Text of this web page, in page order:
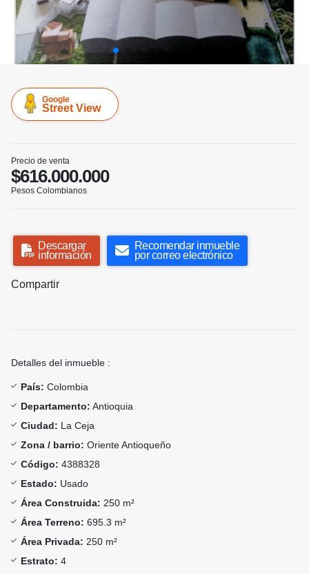
Google
Street View
Precio de venta
$616.000.000
Pesos Colombianos
Descargar
información
Recomendar inmueble
por correo electrónico
Compartir
Detalles del inmueble :
País: Colombia
Departamento: Antioquia
Ciudad: La Ceja
Zona / barrio: Oriente Antioqueño
Código: 4388328
Estado: Usado
Área Construida: 250 m²
Área Terreno: 695.3 m²
Área Privada: 250 m²
Estrato: 4